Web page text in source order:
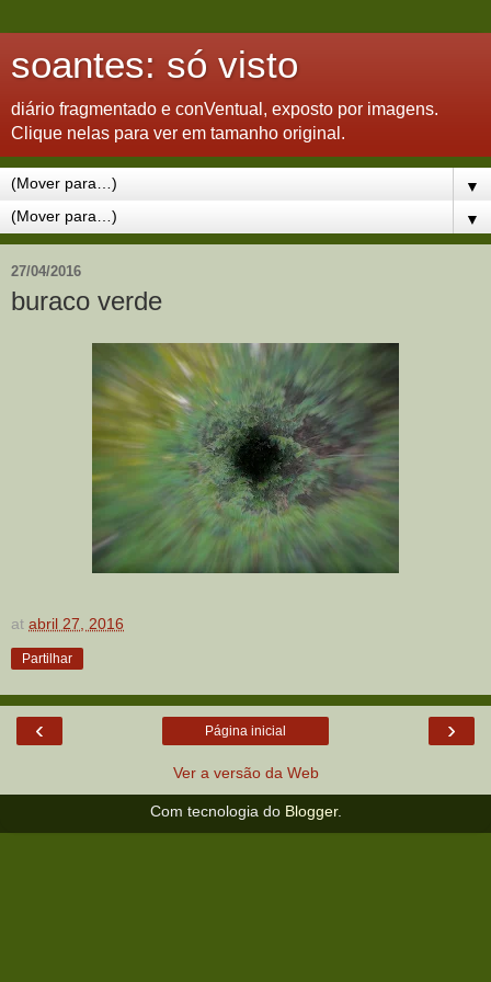
soantes: só visto
diário fragmentado e conVentual, exposto por imagens.
Clique nelas para ver em tamanho original.
▼
▼
27/04/2016
buraco verde
at abril 27, 2016
Partilhar
‹ ›
Página inicial
Ver a versão da Web
Com tecnologia do Blogger.